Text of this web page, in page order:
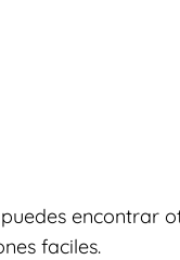
encontrar
faciles.